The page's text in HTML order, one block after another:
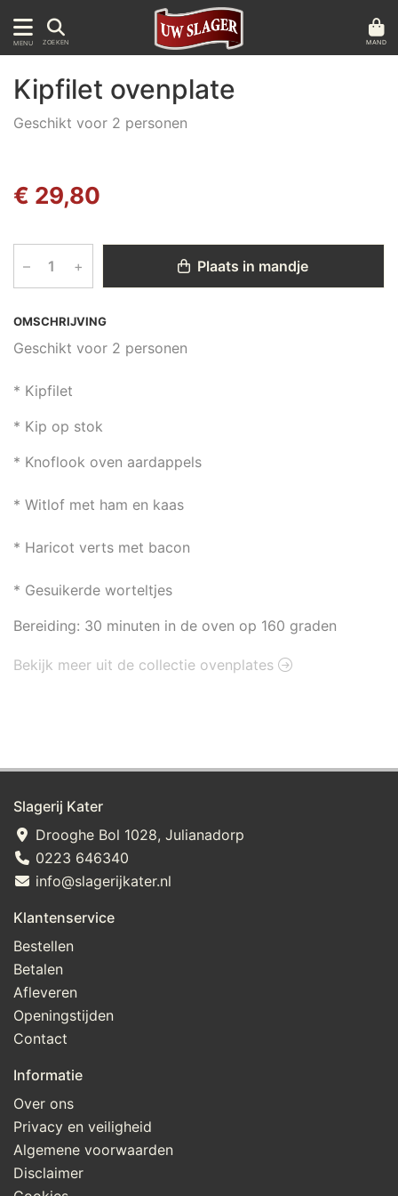
MENU ZOEKEN MAND
OMSCHRIJVING
Geschikt voor 2 personen
* Kipfilet
* Kip op stok
* Knoflook oven aardappels
* Witlof met ham en kaas
* Haricot verts met bacon
* Gesuikerde worteltjes
Bereiding: 30 minuten in de oven op 160 graden
Kipfilet ovenplate
Geschikt voor 2 personen
€ 29,80
– + Plaats in mandje
Bekijk meer uit de collectie ovenplates
Slagerij Kater
Drooghe Bol 1028, Julianadorp
0223 646340
info@slagerijkater.nl
Klantenservice
Bestellen
Betalen
Afleveren
Openingstijden
Contact
Informatie
Over ons
Privacy en veiligheid
Algemene voorwaarden
Disclaimer